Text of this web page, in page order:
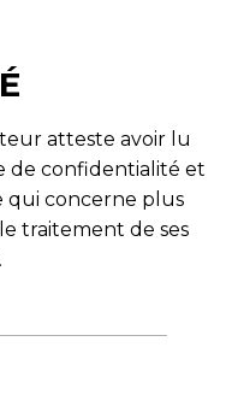
atteste avoir lu
de confidentialité et
qui concerne plus
traitement de ses